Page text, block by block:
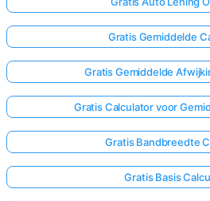
Gratis Gemiddelde
Gratis Gemiddelde
Gratis Calculator voor
Gratis Bandbreedte
Gratis Basis